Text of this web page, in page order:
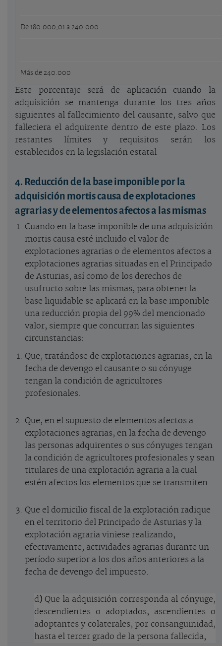
De 180.000,01 a 240.000
Más de 240.000
Este porcentaje será de aplicación cuando la
adquisición se mantenga durante los tres años
siguientes al fallecimiento del causante, salvo que
falleciera el adquirente dentro de este plazo. Los
restantes límites y requisitos serán los
establecidos en la legislación estatal
4. Reducción de la base imponible por la
adquisición mortis causa de explotaciones
agrarias y de elementos afectos a las mismas
Cuando en la base imponible de una adquisición
mortis causa esté incluido el valor de
explotaciones agrarias o de elementos afectos a
explotaciones agrarias situadas en el Principado
de Asturias, así como de los derechos de
usufructo sobre las mismas, para obtener la
base liquidable se aplicará en la base imponible
una reducción propia del 99% del mencionado
valor, siempre que concurran las siguientes
circunstancias:
Que, tratándose de explotaciones agrarias, en la
fecha de devengo el causante o su cónyuge
tengan la condición de agricultores
profesionales.
Que, en el supuesto de elementos afectos a
explotaciones agrarias, en la fecha de devengo
las personas adquirentes o sus cónyuges tengan
la condición de agricultores profesionales y sean
titulares de una explotación agraria a la cual
estén afectos los elementos que se transmiten.
Que el domicilio fiscal de la explotación radique
en el territorio del Principado de Asturias y la
explotación agraria viniese realizando,
efectivamente, actividades agrarias durante un
período superior a los dos años anteriores a la
fecha de devengo del impuesto.
d) Que la adquisición corresponda al cónyuge,
descendientes o adoptados, ascendientes o
adoptantes y colaterales, por consanguinidad,
hasta el tercer grado de la persona fallecida,